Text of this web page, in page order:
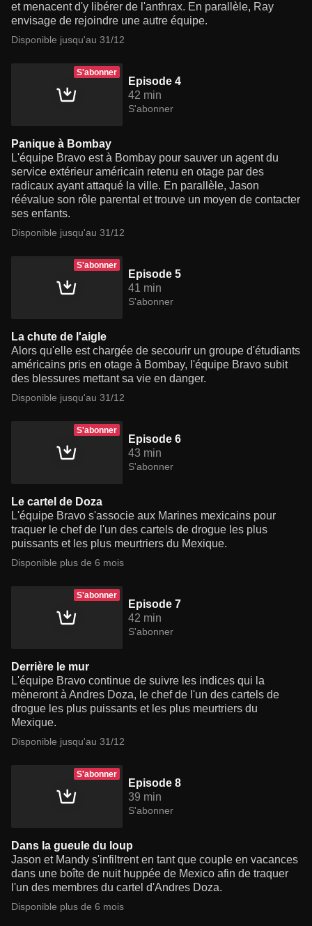
et menacent d'y libérer de l'anthrax. En parallèle, Ray
envisage de rejoindre une autre équipe.
Disponible jusqu'au 31/12
S'abonner
Episode 4
42 min
S'abonner
Panique à Bombay
L'équipe Bravo est à Bombay pour sauver un agent du
service extérieur américain retenu en otage par des
radicaux ayant attaqué la ville. En parallèle, Jason
réévalue son rôle parental et trouve un moyen de contacter
ses enfants.
Disponible jusqu'au 31/12
S'abonner
Episode 5
41 min
S'abonner
La chute de l'aigle
Alors qu'elle est chargée de secourir un groupe d'étudiants
américains pris en otage à Bombay, l'équipe Bravo subit
des blessures mettant sa vie en danger.
Disponible jusqu'au 31/12
S'abonner
Episode 6
43 min
S'abonner
Le cartel de Doza
L'équipe Bravo s'associe aux Marines mexicains pour
traquer le chef de l'un des cartels de drogue les plus
puissants et les plus meurtriers du Mexique.
Disponible plus de 6 mois
S'abonner
Episode 7
42 min
S'abonner
Derrière le mur
L'équipe Bravo continue de suivre les indices qui la
mèneront à Andres Doza, le chef de l'un des cartels de
drogue les plus puissants et les plus meurtriers du
Mexique.
Disponible jusqu'au 31/12
S'abonner
Episode 8
39 min
S'abonner
Dans la gueule du loup
Jason et Mandy s'infiltrent en tant que couple en vacances
dans une boîte de nuit huppée de Mexico afin de traquer
l'un des membres du cartel d'Andres Doza.
Disponible plus de 6 mois